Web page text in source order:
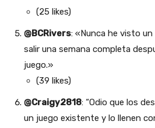
(25 likes)
@BCRivers: «Nunca he visto
salir una semana completa
juego.»
(39 likes)
@Craigy2818: “Odio que los
un juego existente y lo llenen